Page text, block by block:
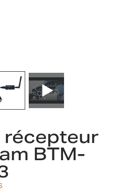
récepteur
BTM-